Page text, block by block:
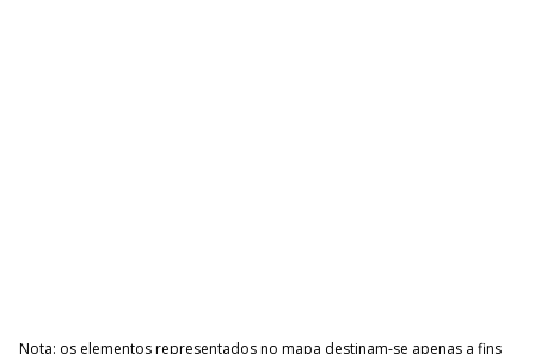
Nota: os elementos representados no mapa destinam-se apenas a fins